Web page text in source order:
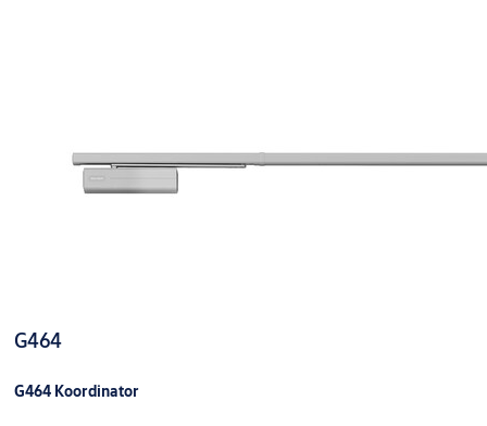
G464
G464 Koordinator